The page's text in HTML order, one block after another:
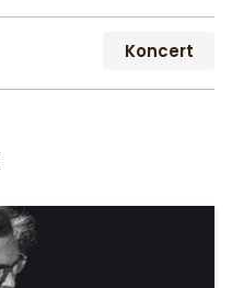
Koncert